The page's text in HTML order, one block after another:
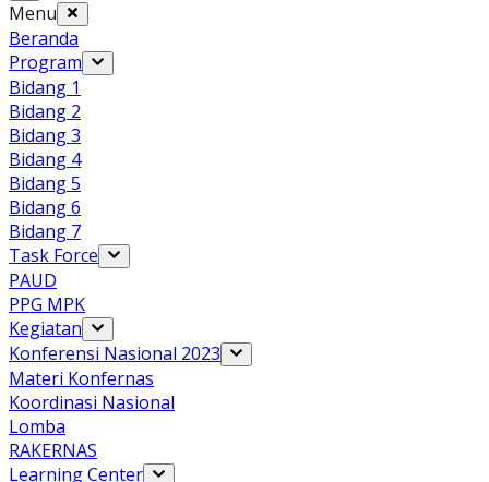
Menu
Beranda
Program
Bidang 1
Bidang 2
Bidang 3
Bidang 4
Bidang 5
Bidang 6
Bidang 7
Task Force
PAUD
PPG MPK
Kegiatan
Konferensi Nasional 2023
Materi Konfernas
Koordinasi Nasional
Lomba
RAKERNAS
Learning Center